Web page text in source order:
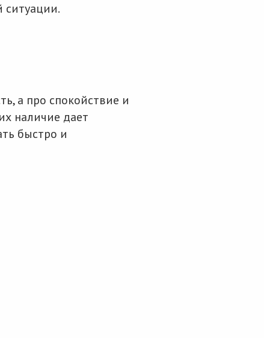
ситуации.
а про спокойствие и
наличие дает
быстро и